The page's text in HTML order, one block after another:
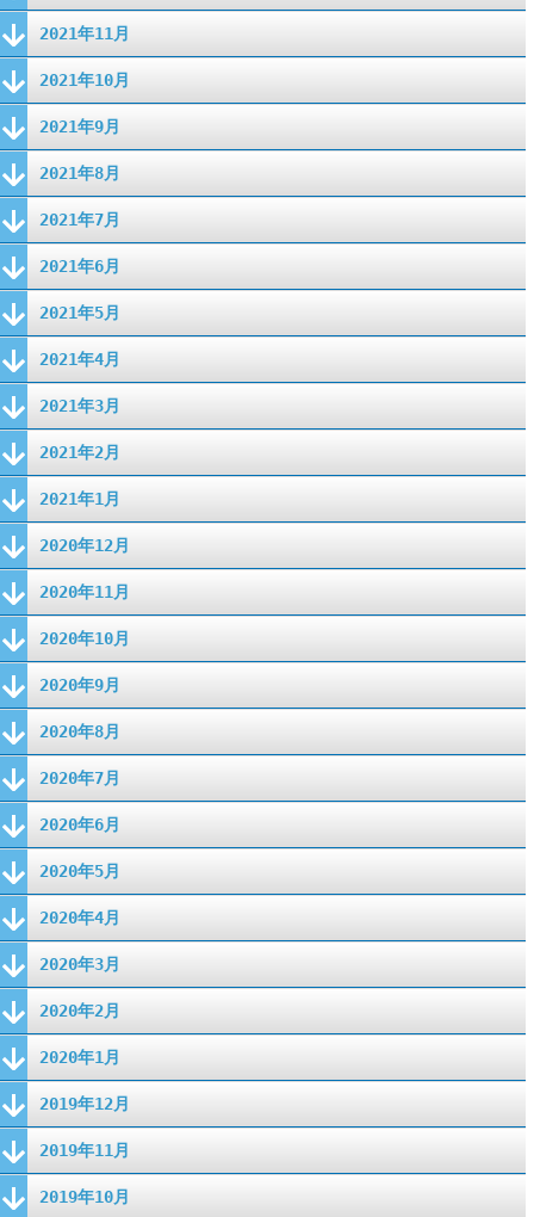
2021年11月
2021年10月
2021年9月
2021年8月
2021年7月
2021年6月
2021年5月
2021年4月
2021年3月
2021年2月
2021年1月
2020年12月
2020年11月
2020年10月
2020年9月
2020年8月
2020年7月
2020年6月
2020年5月
2020年4月
2020年3月
2020年2月
2020年1月
2019年12月
2019年11月
2019年10月